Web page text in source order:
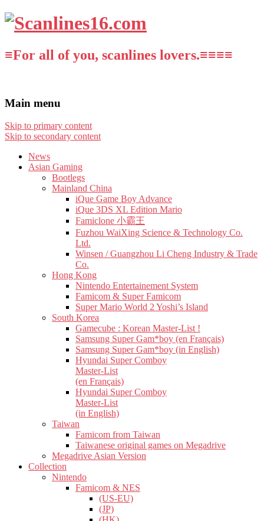
≡For all of you, scanlines lovers.≡≡≡≡
Main menu
Skip to primary content
Skip to secondary content
News
Asian Gaming
Bootlegs
Mainland China
iQue Game Boy Advance
iQue 3DS XL Edition Mario
Famiclone 小霸王
Fuzhou WaiXing Science & Technology Co.
Ltd.
Winsen / Guangzhou Li Cheng Industry & Trade
Co.
Hong Kong
Nintendo Entertainement System
Famicom & Super Famicom
Super Mario World 2 Yoshi’s Island
South Korea
Gamecube : Korean Master-List !
Samsung Super Gam*boy (en Français)
Samsung Super Gam*boy (in English)
Hyundai Super Comboy
Master-List
(en Français)
Hyundai Super Comboy
Master-List
(in English)
Taiwan
Famicom from Taiwan
Taiwanese original games on Megadrive
Megadrive Asian Version
Collection
Nintendo
Famicom & NES
(US-EU)
(JP)